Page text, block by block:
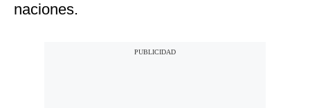
naciones.